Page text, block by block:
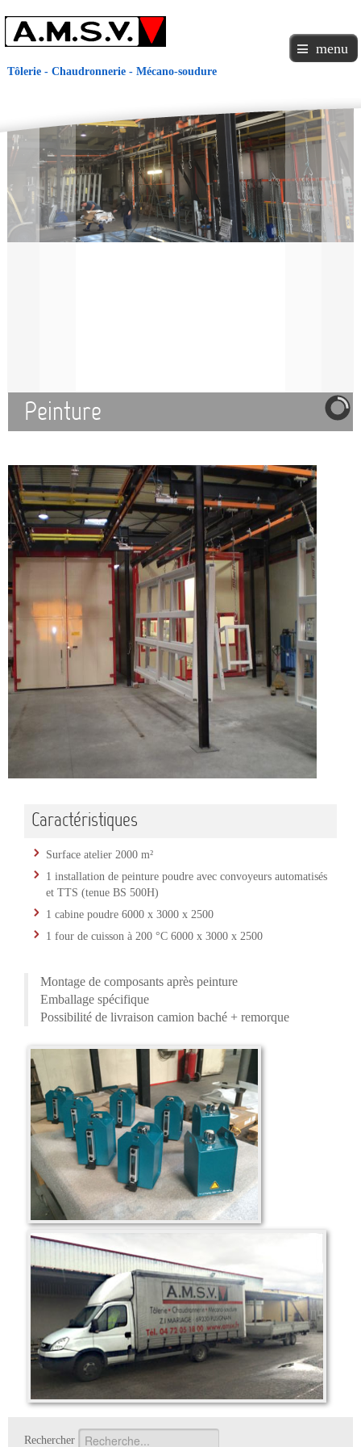
Tôlerie - Chaudronnerie - Mécano-soudure
menu
Peinture
Caractéristiques
Surface atelier 2000 m²
1 installation de peinture poudre avec convoyeurs automatisés
et TTS (tenue BS 500H)
1 cabine poudre 6000 x 3000 x 2500
1 four de cuisson à 200 °C 6000 x 3000 x 2500
Montage de composants après peinture
Emballage spécifique
Possibilité de livraison camion baché + remorque
Rechercher